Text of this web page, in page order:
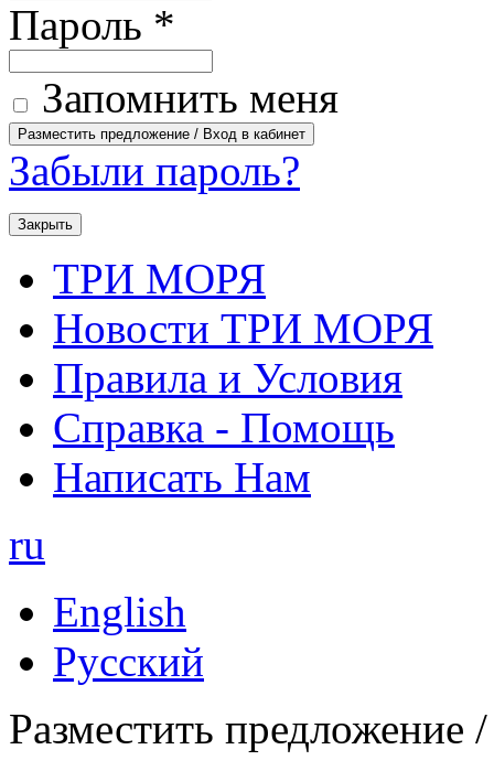
Пароль *
Запомнить меня
Забыли пароль?
Закрыть
ТРИ МОРЯ
Новости ТРИ МОРЯ
Правила и Условия
Справка - Помощь
Написать Нам
ru
English
Русский
Разместить предложение